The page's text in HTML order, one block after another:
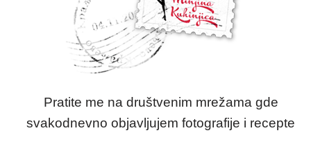
Pratite me na društvenim mrežama gde
svakodnevno objavljujem fotografije i recepte